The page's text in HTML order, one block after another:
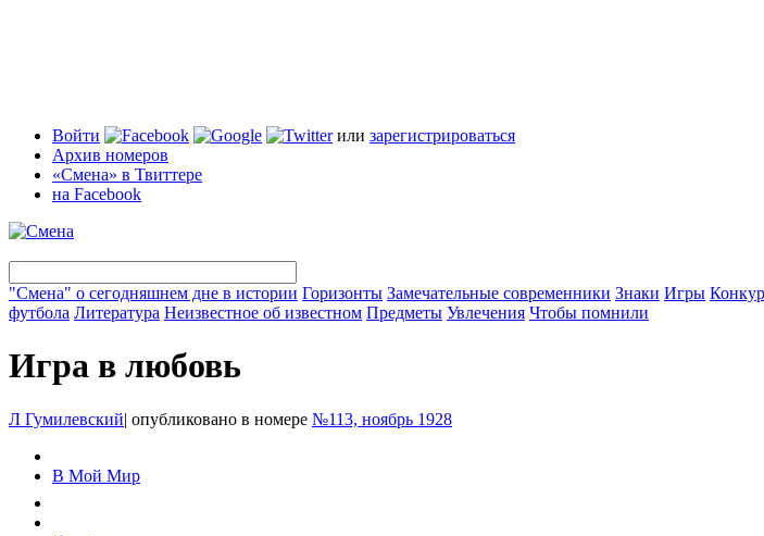
Войти или зарегистрироваться
Архив номеров
«Смена» в Твиттере
на Facebook
"Смена" о сегодняшнем дне в истории Горизонты Замечательные современники Знаки Игры
футбола Литература Неизвестное об известном Предметы Увлечения Чтобы помнили
Игра в любовь
Л Гумилевский| опубликовано в номере №113, ноябрь 1928
В Мой Мир